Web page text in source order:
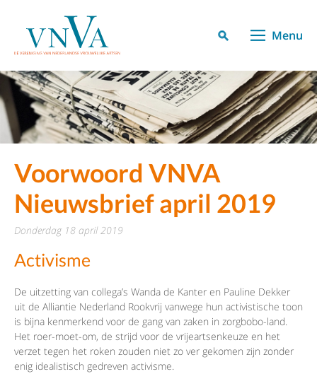
Menu
Voorwoord VNVA
Nieuwsbrief april 2019
donderdag 18 april 2019
Activisme
De uitzetting van collega’s Wanda de Kanter en Pauline Dekker
uit de Alliantie Nederland Rookvrij vanwege hun activistische toon
is bijna kenmerkend voor de gang van zaken in zorgbobo-land.
Het roer-moet-om, de strijd voor de vrijeartsenkeuze en het
verzet tegen het roken zouden niet zo ver gekomen zijn zonder
enig idealistisch gedreven activisme.